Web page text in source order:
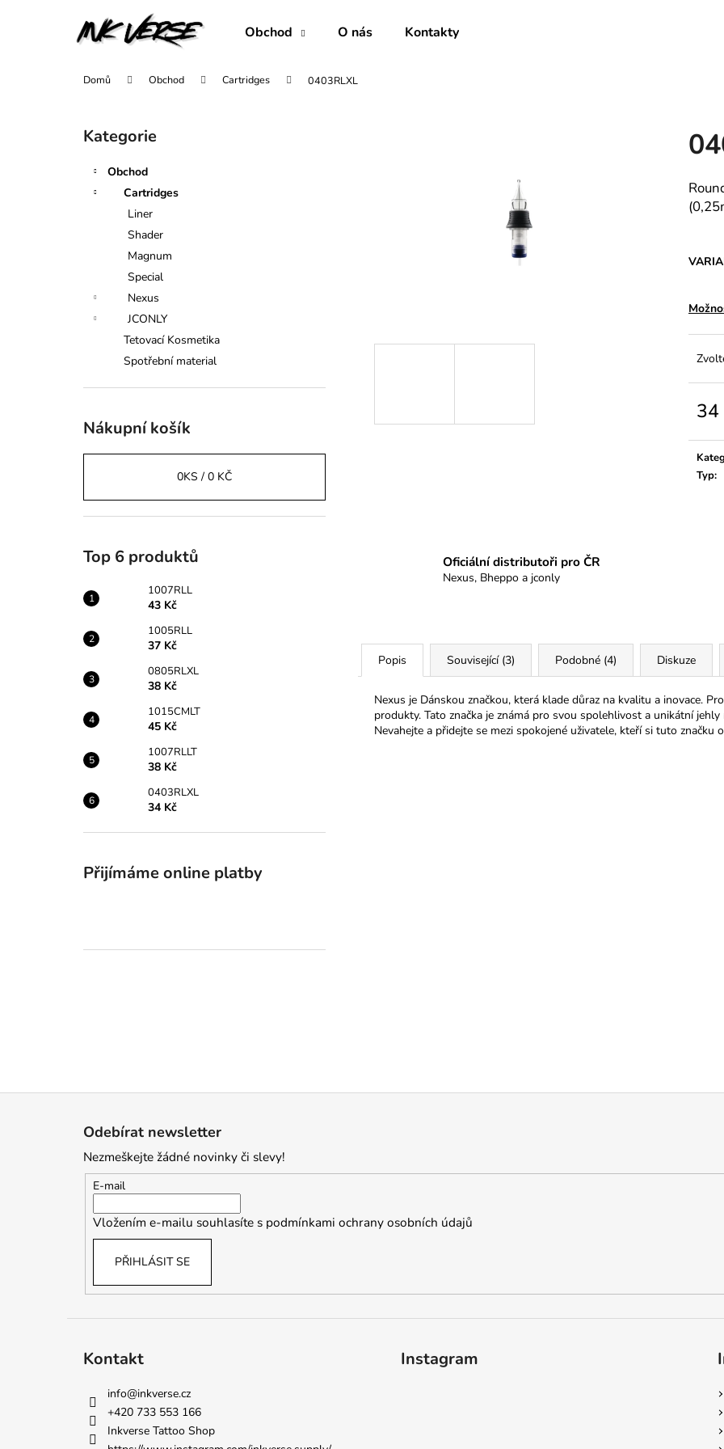
Obchod O nás Kontakty
Domů Obchod Cartridges 0403RLXL
Přeskočit
kategorie
Kategorie
Obchod
Cartridges
Liner
Shader
Magnum
Special
Nexus
JCONLY
Tetovací Kosmetika
Spotřební material
Nákupní košík
0KS / 0 KČ
Top 6 produktů
1007RLL
43 Kč
1005RLL
37 Kč
0805RLXL
38 Kč
1015CMLT
45 Kč
1007RLLT
38 Kč
0403RLXL
34 Kč
Přijímáme online platby
34
cena:
Typ:
Oficiální distributoři pro ČR
Nexus, Bheppo a jconly
Popis Související (3) Podobné (4) Diskuze
Nexus je Dánskou značkou, která klade důraz na kvalitu a inovace.
produkty. Tato značka je známá pro svou spolehlivost a unikátní
Nevahejte a přidejte se mezi spokojené uživatele, kteří si tuto značku
Zpět
Zpět
Doporučujeme
1007RLL
1005RLL
Odebírat newsletter
Nezmeškejte žádné novinky či slevy!
E-mail
Vložením e-mailu souhlasíte s podmínkami ochrany osobních údajů
PŘIHLÁSIT SE
Kontakt
info@inkverse.cz
+420 733 553 166
Inkverse Tattoo Shop
Instagram